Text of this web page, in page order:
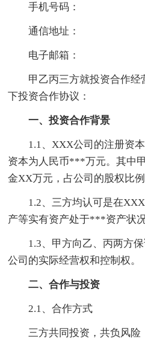
手机号码：
通信地址：
电子邮箱：
甲乙丙三方就投资合作经
下投资合作协议：
一、投资合作背景
1.1、XXX公司的注册资本
资本为人民币***万元。其中
金XX万元，占公司的股权比例
1.2、三方均认可是在XXX
产等实有资产处于***资产状
1.3、甲方向乙、丙两方保
公司的实际经营权和控制权。
二、合作与投资
2.1、合作方式
三方共同投资，共负风险